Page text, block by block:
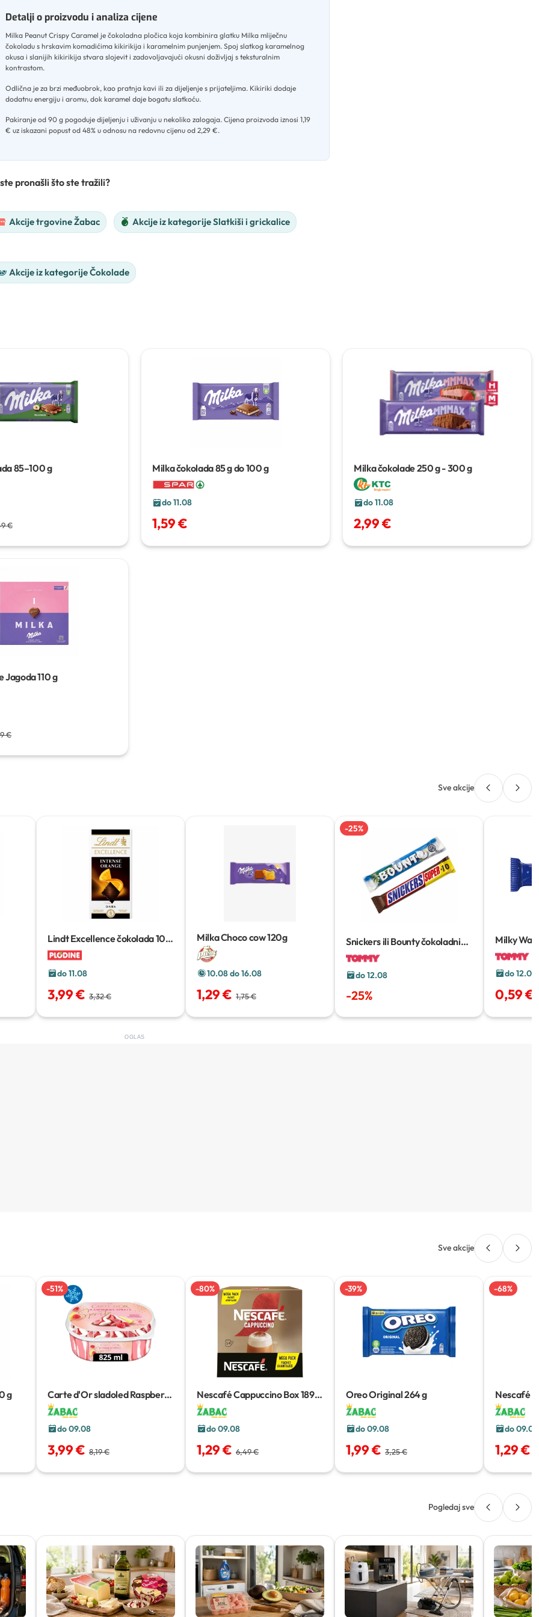
Detalji o proizvodu i analiza cijene
Milka Peanut Crispy Caramel je čokoladna pločica koja kombinira glatku Milka mliječnu
čokoladu s hrskavim komadićima kikirikija i karamelnim punjenjem. Spoj slatkog karamelnog
okusa i slanijih kikirikija stvara slojevit i zadovoljavajući okusni doživljaj s teksturalnim
kontrastom.
Odlična je za brzi međuobrok, kao pratnja kavi ili za dijeljenje s prijateljima. Kikiriki dodaje
dodatnu energiju i aromu, dok karamel daje bogatu slatkoću.
Pakiranje od 90 g pogoduje dijeljenju i uživanju u nekoliko zalogaja. Cijena proizvoda iznosi 1,19
€ uz iskazani popust od 48% u odnosu na redovnu cijenu od 2,29 €.
pronašli što ste tražili?
Akcije trgovine Žabac Akcije iz kategorije Slatkiši i grickalice
Akcije iz kategorije Čokolade
85–100 g
€
Milka čokolada85 g do 100 g
do 11.08
1,59 €
Milka čokolade250 g - 300 g
do 11.08
2,99 €
Jagoda110 g
€
Sve akcije
Lindt Excellence čokolada100
g
do 11.08
3,99 € 3,32 €
Milka Choco cow120g
10.08 do 16.08
1,29 € 1,75 €
-25%
Snickers ili Bounty čokoladni
desert
do 12.08
-25%
Milky
21,5 g
do 12.08
0,59 €
OGLAS
Sve akcije
g
-51%
Carte d'Or sladoled Raspberry
Spritz i Pistachio Delight
do 09.08
3,99 € 8,19 €
-80%
Nescafé Cappuccino Box189 g
/ 196 g
do 09.08
1,29 € 6,49 €
-39%
Oreo Original264 g
do 09.08
1,99 € 3,25 €
-68%
Nescafé
g
do 09.08
1,29 €
Pogledaj sve